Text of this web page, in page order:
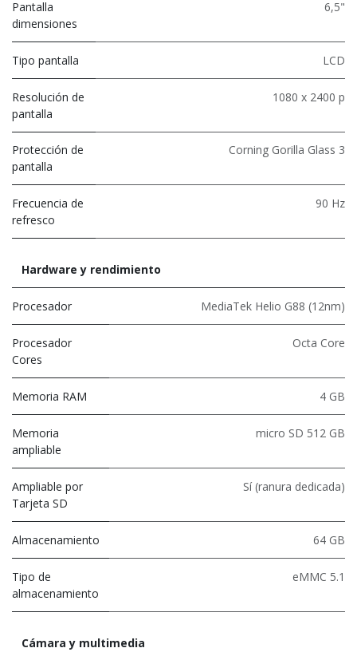
Pantalla
dimensiones
6,5"
Tipo pantalla LCD
Resolución de
pantalla
1080 x 2400 p
Protección de
pantalla
Corning Gorilla Glass 3
Frecuencia de
refresco
90 Hz
Hardware y rendimiento
Procesador MediaTek Helio G88 (12nm)
Procesador
Cores
Octa Core
Memoria RAM 4 GB
Memoria
ampliable
micro SD 512 GB
Ampliable por
Tarjeta SD
Sí (ranura dedicada)
Almacenamiento 64 GB
Tipo de
almacenamiento
eMMC 5.1
Cámara y multimedia